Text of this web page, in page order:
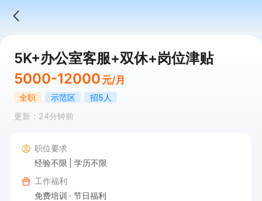
5K+办公室客服+双休+岗位津贴
5000-12000 元/月
全职 示范区
招5人
更新：24分钟前
职位要求
经验不限
学历不限
工作福利
免费培训
节日福利